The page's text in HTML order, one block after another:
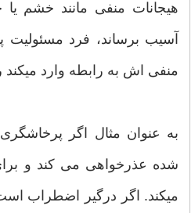
هیجانات منفی مانند خشم یا
آسیب برساند، فرد مسئولیت
منفی اش به رابطه وارد میکند
به عنوان مثال اگر
شده عذرخواهی می کند و
میکند. اگر درگیر اضطراب